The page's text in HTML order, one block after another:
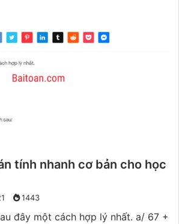
tính nhanh cơ bản cho học
1443
đây một cách hợp lý nhất. a/ 67 +